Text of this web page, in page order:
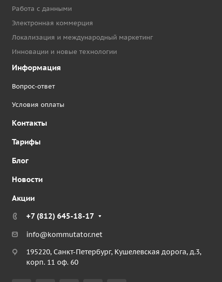
Работа с данными
Электронная коммерция
Локализация и международный маркетинг
Инновации и новые технологии
Информация
Вопрос-ответ
Условия оплаты
Контакты
Тарифы
Блог
Новости
Акции
+7 (812) 645-18-17
info@kommutator.net
195220, Санкт-Петербург, Кушелевская дорога, д.3,
корп. 11 оф. 60